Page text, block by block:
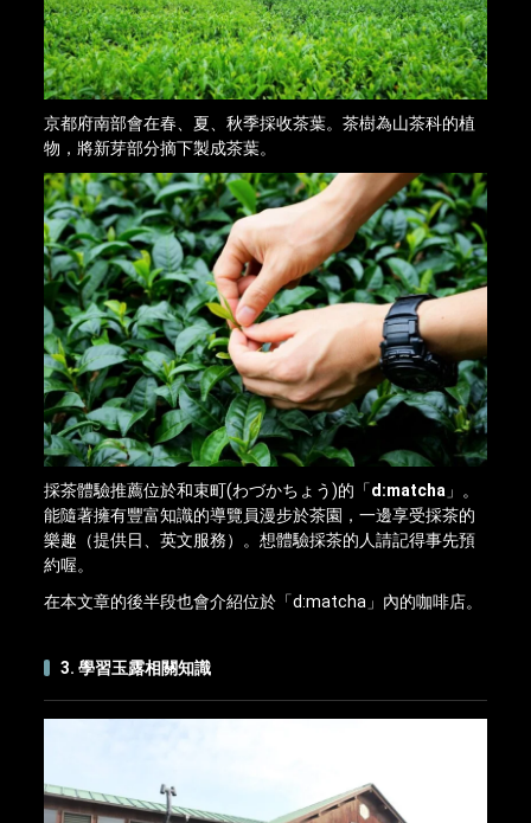
京都府南部會在春、夏、秋季採收茶葉。茶樹為山茶科的植
物，將新芽部分摘下製成茶葉。
採茶體驗推薦位於和束町(わづかちょう)的「d:matcha 」。
能隨著擁有豐富知識的導覽員漫步於茶園，一邊享受採茶的
樂趣（提供日、英文服務）。想體驗採茶的人請記得事先預
約喔。
在本文章的後半段也會介紹位於「d:matcha」內的咖啡店。
3. 學習玉露相關知識